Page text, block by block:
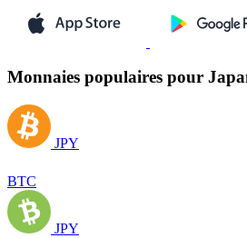
Monnaies populaires pour
JPY
BTC
JPY